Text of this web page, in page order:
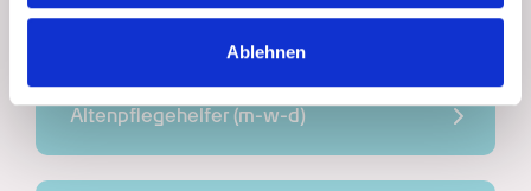
soziale Medien, Werbung und Analysen weiter. Unsere
Partner führen diese Informationen möglicherweise mit
weiteren Daten zusammen, die Sie ihnen bereitgestellt
haben oder die sie im Rahmen Ihrer Nutzung der Dienste
Ablehnen
Gesundheits- und Pflegeassistent
Altenpflegehelfer (m-w-d)